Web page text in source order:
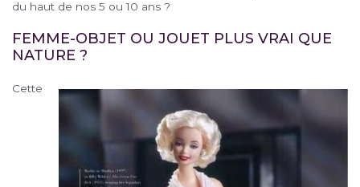
du haut de nos 5 ou 10 ans ?
FEMME-OBJET OU JOUET PLUS VRAI QUE
NATURE ?
Cette